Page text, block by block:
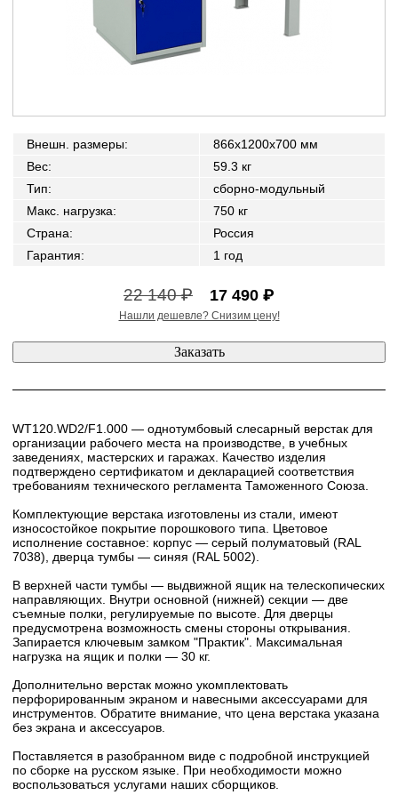
Внешн. размеры:
866x1200x700 мм
Вес:
59.3 кг
Тип:
сборно-модульный
Макс. нагрузка:
750 кг
Страна:
Россия
Гарантия: 1 год
22 140 ₽ 17 490 ₽
Нашли дешевле? Снизим цену!
WT120.WD2/F1.000 — однотумбовый слесарный верстак для
организации рабочего места на производстве, в учебных
заведениях, мастерских и гаражах. Качество изделия
подтверждено сертификатом и декларацией соответствия
требованиям технического регламента Таможенного Союза.
Комплектующие верстака изготовлены из стали, имеют
износостойкое покрытие порошкового типа. Цветовое
исполнение составное: корпус — серый полуматовый (RAL
7038), дверца тумбы — синяя (RAL 5002).
В верхней части тумбы — выдвижной ящик на телескопических
направляющих. Внутри основной (нижней) секции — две
съемные полки, регулируемые по высоте. Для дверцы
предусмотрена возможность смены стороны открывания.
Запирается ключевым замком "Практик". Максимальная
нагрузка на ящик и полки — 30 кг.
Дополнительно верстак можно укомплектовать
перфорированным экраном и навесными аксессуарами для
инструментов. Обратите внимание, что цена верстака указана
без экрана и аксессуаров.
Поставляется в разобранном виде с подробной инструкцией
по сборке на русском языке. При необходимости можно
воспользоваться услугами наших сборщиков.